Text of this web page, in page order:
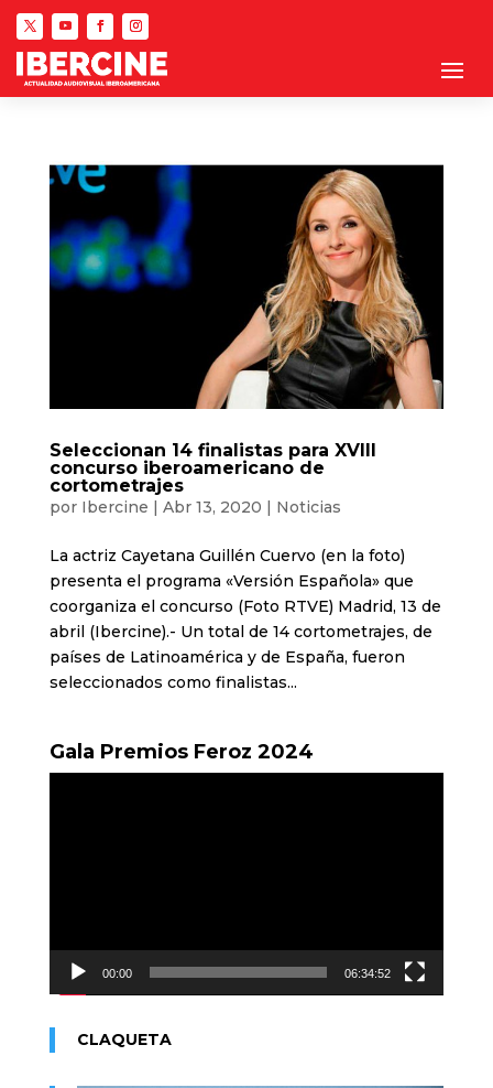
Seleccionan 14 finalistas para XVIII
concurso iberoamericano de
cortometrajes
por Ibercine | Abr 13, 2020 | Noticias
La actriz Cayetana Guillén Cuervo (en la foto)
presenta el programa «Versión Española» que
coorganiza el concurso (Foto RTVE) Madrid, 13 de
abril (Ibercine).- Un total de 14 cortometrajes, de
países de Latinoamérica y de España, fueron
seleccionados como finalistas...
Gala Premios Feroz 2024
00:00 06:34:52
CLAQUETA